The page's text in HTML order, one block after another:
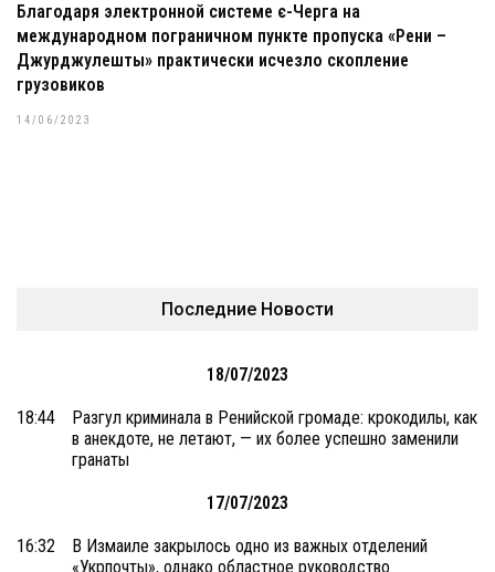
Благодаря электронной системе є-Черга на
международном пограничном пункте пропуска «Рени –
Джурджулешты» практически исчезло скопление
грузовиков
14/06/2023
Последние Новости
18/07/2023
18:44
Разгул криминала в Ренийской громаде: крокодилы, как
в анекдоте, не летают, — их более успешно заменили
гранаты
17/07/2023
16:32
В Измаиле закрылось одно из важных отделений
«Укрпочты», однако областное руководство